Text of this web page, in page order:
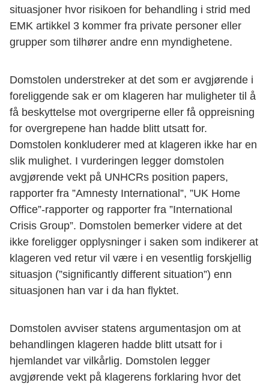
situasjoner hvor risikoen for behandling i strid med
EMK artikkel 3 kommer fra private personer eller
grupper som tilhører andre enn myndighetene.
Domstolen understreker at det som er avgjørende i
foreliggende sak er om klageren har muligheter til å
få beskyttelse mot overgriperne eller få oppreisning
for overgrepene han hadde blitt utsatt for.
Domstolen konkluderer med at klageren ikke har en
slik mulighet. I vurderingen legger domstolen
avgjørende vekt på UNHCRs position papers,
rapporter fra ”Amnesty International”, ”UK Home
Office”-rapporter og rapporter fra ”International
Crisis Group”. Domstolen bemerker videre at det
ikke foreligger opplysninger i saken som indikerer at
klageren ved retur vil være i en vesentlig forskjellig
situasjon (”significantly different situation”) enn
situasjonen han var i da han flyktet.
Domstolen avviser statens argumentasjon om at
behandlingen klageren hadde blitt utsatt for i
hjemlandet var vilkårlig. Domstolen legger
avgjørende vekt på klagerens forklaring hvor det